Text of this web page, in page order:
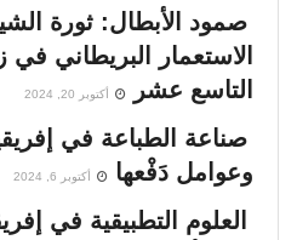
صمود الأبطال: ثورة
الاستعمار البريطاني في
التاسع عشر
أكتوبر 20, 2024
صناعة الطباعة في
وعوامل دَفْعها
أكتوبر 6, 2024
العلوم التطبيقية في